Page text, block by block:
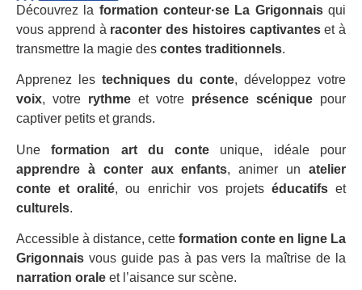
Découvrez la formation conteur·se La Grigonnaisqui
vous apprend à raconter des histoires captivanteset à
transmettre la magie des contes traditionnels.
Apprenez les techniques du conte, développez votre
voix, votre rythme et votre présence scénique pour
captiver petits et grands.
Uneformation art du conte unique, idéale pour
apprendre à conter aux enfants, animer unatelier
conte et oralité, ou enrichir vos projets éducatifset
culturels.
Accessible à distance, cette formation conte en ligne La
Grigonnais vous guide pas à pas vers la maîtrise de la
narration orale et l’aisance sur scène.